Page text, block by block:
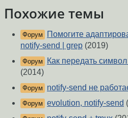
Похожие темы
Форум
Помогите
notify-send | grep (2019)
Форум
Как передать
(2014)
Форум notify-send не
Форум evolution, notify-send